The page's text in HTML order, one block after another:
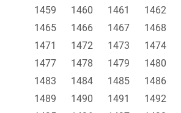
1459
1460 1461 1462
1465
1466 1467 1468
1471
1472 1473 1474
1477
1478 1479 1480
1483
1484 1485 1486
1489
1490 1491 1492